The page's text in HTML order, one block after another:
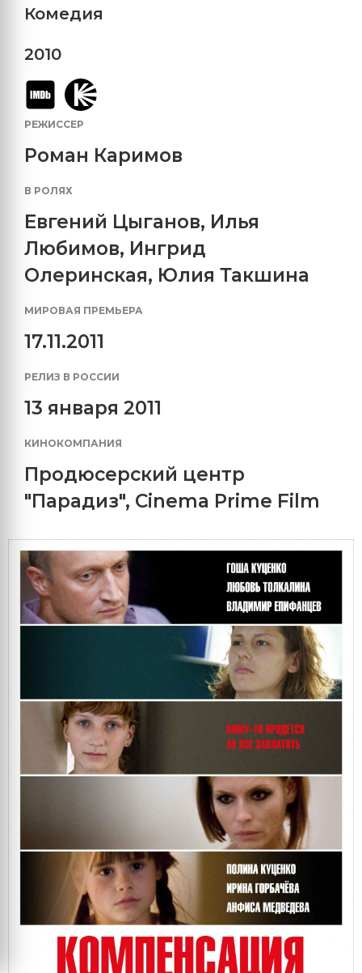
Комедия
2010
РЕЖИССЕР
Роман Каримов
В РОЛЯХ
Евгений Цыганов, Илья
Любимов, Ингрид
Олеринская, Юлия Такшина
МИРОВАЯ ПРЕМЬЕРА
17.11.2011
РЕЛИЗ В РОССИИ
13 января 2011
КИНОКОМПАНИЯ
Продюсерский центр
"Парадиз", Cinema Prime Film